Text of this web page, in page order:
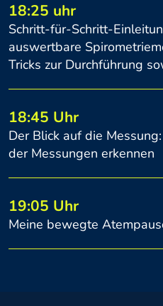
18:25 uhr
Schritt-für-Schritt-
auswertbare
Tricks zur Durchführung
18:45 Uhr
Der Blick auf die
der Messungen erkennen
19:05 Uhr
Meine bewegte